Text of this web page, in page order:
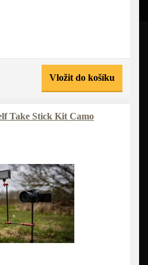
Vložit do košíku
Take Stick Kit Camo